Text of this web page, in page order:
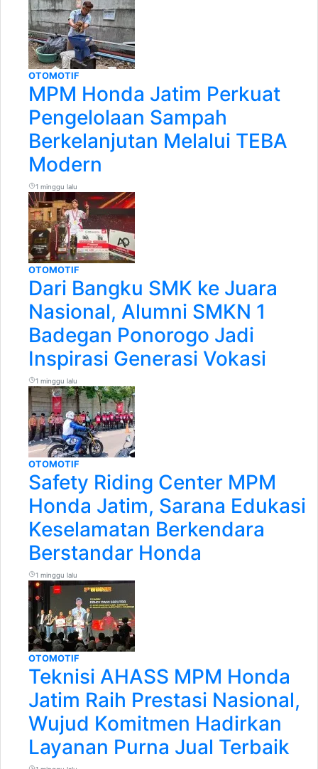
OTOMOTIF
MPM Honda Jatim Perkuat
Pengelolaan Sampah
Berkelanjutan Melalui TEBA
Modern
1 minggu lalu
OTOMOTIF
Dari Bangku SMK ke Juara
Nasional, Alumni SMKN 1
Badegan Ponorogo Jadi
Inspirasi Generasi Vokasi
1 minggu lalu
OTOMOTIF
Safety Riding Center MPM
Honda Jatim, Sarana Edukasi
Keselamatan Berkendara
Berstandar Honda
1 minggu lalu
OTOMOTIF
Teknisi AHASS MPM Honda
Jatim Raih Prestasi Nasional,
Wujud Komitmen Hadirkan
Layanan Purna Jual Terbaik